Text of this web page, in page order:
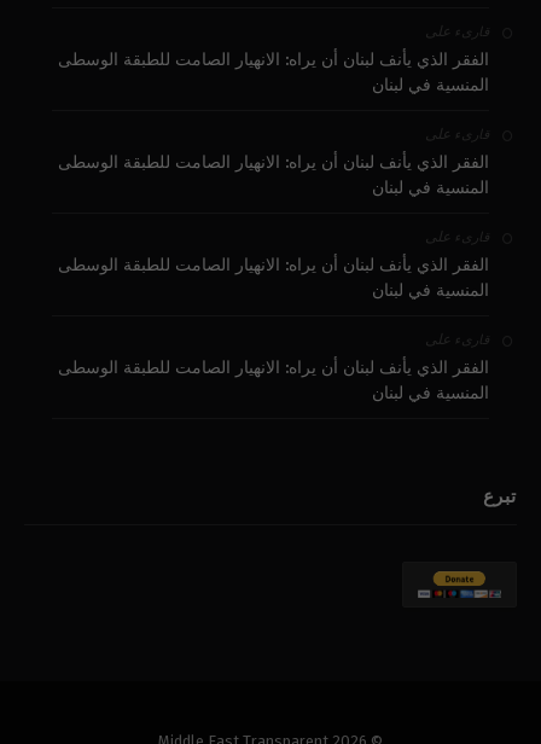
قارىء على
الفقر الذي يأنف لبنان أن يراه: الانهيار الصامت للطبقة الوسطى
المنسية في لبنان
قارىء على
الفقر الذي يأنف لبنان أن يراه: الانهيار الصامت للطبقة الوسطى
المنسية في لبنان
قارىء على
الفقر الذي يأنف لبنان أن يراه: الانهيار الصامت للطبقة الوسطى
المنسية في لبنان
قارىء على
الفقر الذي يأنف لبنان أن يراه: الانهيار الصامت للطبقة الوسطى
المنسية في لبنان
تبرع